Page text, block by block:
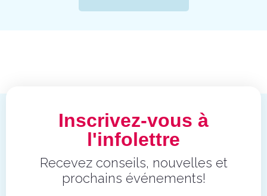
Inscrivez-vous à
l'infolettre
Recevez conseils, nouvelles et
prochains événements!